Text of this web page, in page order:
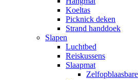
Koeltas
Picknick deken
Strand handdoek
Slapen
Luchtbed
Reiskussens
Slaapmat